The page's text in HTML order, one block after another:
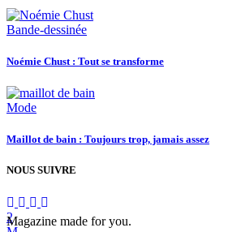
Bande-dessinée
Noémie Chust : Tout se transforme
Mode
Maillot de bain : Toujours trop, jamais assez
NOUS SUIVRE
Magazine made for you.